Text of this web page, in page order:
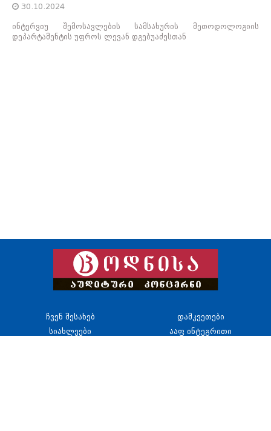
30.10.2024
ინტერვიუ შემოსავლების სამსახურის მეთოდოლოგიის
დეპარტამენტის უფროს ლევან დგებუაძესთან
ჩვენ შესახებ
სიახლეები
დამკვეთები
ააფ ინტეგრითი